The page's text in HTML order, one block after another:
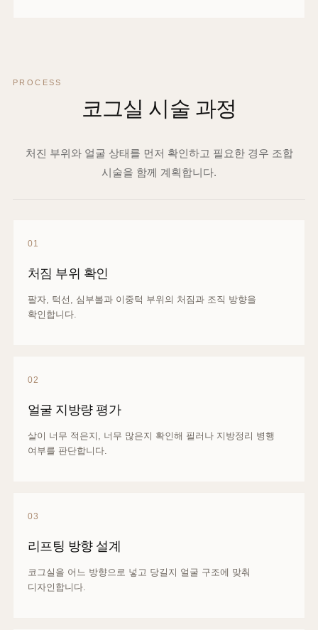
PROCESS
코그실 시술 과정
처진 부위와 얼굴 상태를 먼저 확인하고 필요한 경우 조합
시술을 함께 계획합니다.
01
처짐 부위 확인
팔자, 턱선, 심부볼과 이중턱 부위의 처짐과 조직 방향을
확인합니다.
02
얼굴 지방량 평가
살이 너무 적은지, 너무 많은지 확인해 필러나 지방정리 병행
여부를 판단합니다.
03
리프팅 방향 설계
코그실을 어느 방향으로 넣고 당길지 얼굴 구조에 맞춰
디자인합니다.